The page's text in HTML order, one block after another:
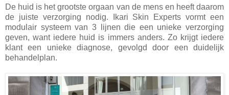
De huid is het grootste orgaan van de mens en heeft daarom
de juiste verzorging nodig. Ikari Skin Experts vormt een
modulair systeem van 3 lijnen die een unieke verzorging
geven, want iedere huid is immers anders. Zo krijgt iedere
klant een unieke diagnose, gevolgd door een duidelijk
behandelplan.